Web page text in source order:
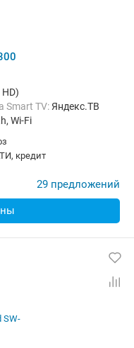
Smart TV: Яндекс.ТВ
Wi-Fi
кредит
29 предложений